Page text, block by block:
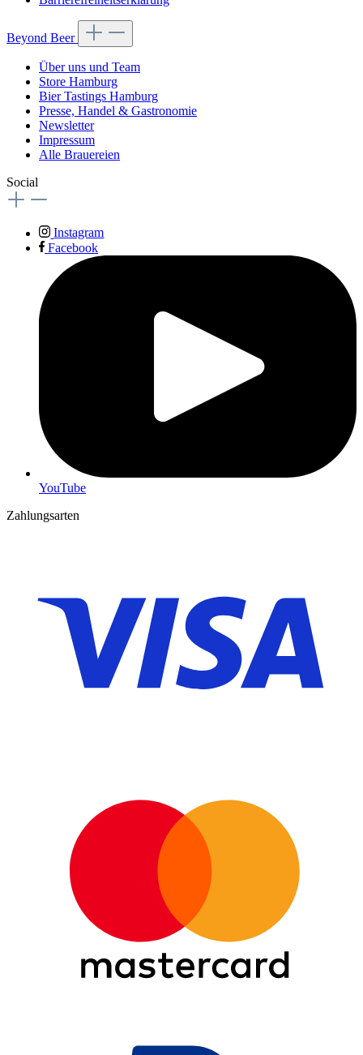
Beyond Beer
Über uns und Team
Store Hamburg
Bier Tastings Hamburg
Presse, Handel & Gastronomie
Newsletter
Impressum
Alle Brauereien
Social
Instagram
Facebook
YouTube
Zahlungsarten